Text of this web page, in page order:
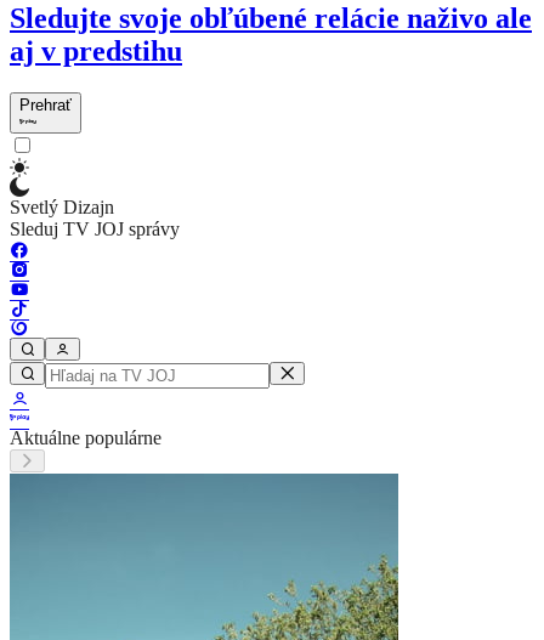
Sledujte svoje obľúbené relácie naživo ale
aj v predstihu
Prehrať
Svetlý Dizajn
Sleduj TV JOJ správy
Aktuálne populárne